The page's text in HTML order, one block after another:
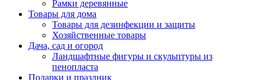
Рамки деревянные
Товары для дома
Товары для дезинфекции и защиты
Хозяйственные товары
Дача, сад и огород
Ландшафтные фигуры и скульптуры из
пенопласта
Подарки и праздник